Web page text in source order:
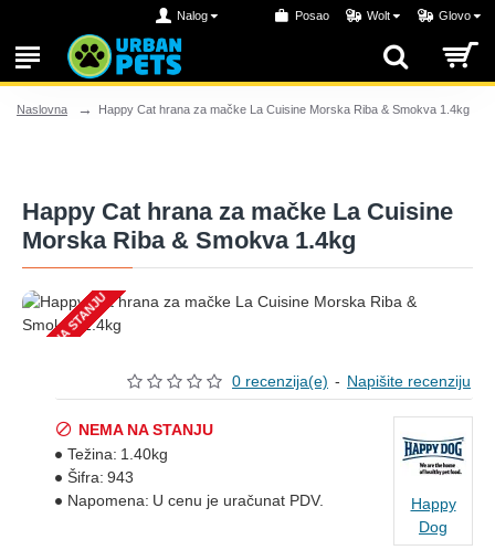
Nalog Posao Wolt Glovo
Naslovna Happy Cat hrana za mačke La Cuisine Morska Riba & Smokva 1.4kg
Happy Cat hrana za mačke La Cuisine
Morska Riba & Smokva 1.4kg
NEMA NA STANJU
0 recenzija(e) - Napišite recenziju
NEMA NA STANJU
Težina: 1.40kg
Šifra: 943
Napomena: U cenu je uračunat PDV.
Happy
Dog